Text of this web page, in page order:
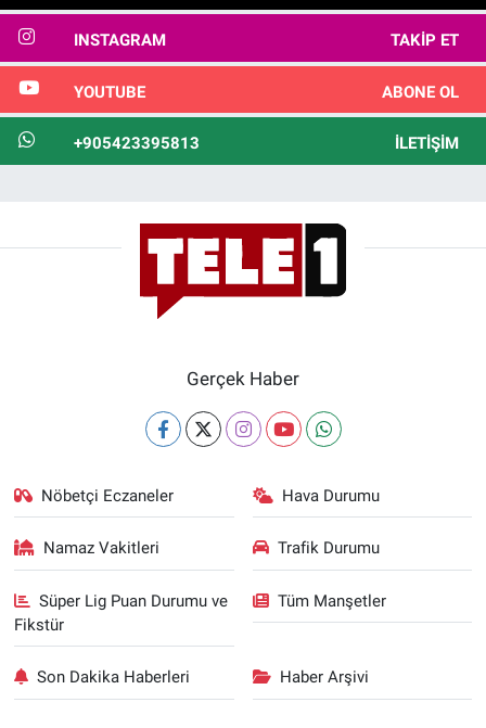
INSTAGRAM TAKIP ET
YOUTUBE ABONE OL
+905423395813 İLETIŞIM
Gerçek Haber
Nöbetçi Eczaneler Hava Durumu
Namaz Vakitleri Trafik Durumu
Süper Lig Puan Durumu ve
Fikstür
Tüm Manşetler
Son Dakika Haberleri Haber Arşivi